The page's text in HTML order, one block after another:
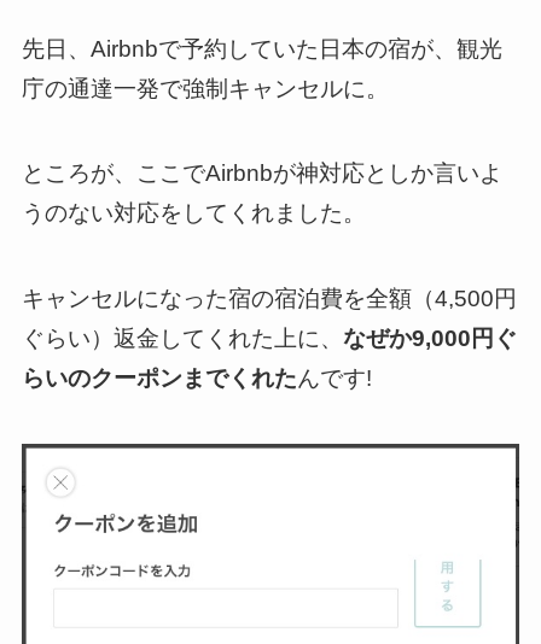
先日、Airbnbで予約していた日本の宿が、観光
庁の通達一発で強制キャンセルに。
ところが、ここでAirbnbが神対応としか言いよ
うのない対応をしてくれました。
キャンセルになった宿の宿泊費を全額（4,500円
ぐらい）返金してくれた上に、 なぜか9,000円ぐ
らいのクーポンまでくれたんです!